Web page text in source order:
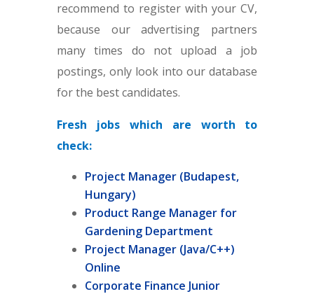
recommend to register with your CV,
because our advertising partners
many times do not upload a job
postings, only look into our database
for the best candidates.
Fresh jobs which are worth to
check:
Project Manager (Budapest,
Hungary)
Product Range Manager for
Gardening Department
Project Manager (Java/C++)
Online
Corporate Finance Junior